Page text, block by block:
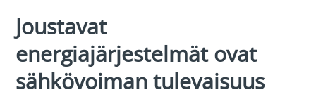
Joustavat
energiajärjestelmät ovat
sähkövoiman tulevaisuus